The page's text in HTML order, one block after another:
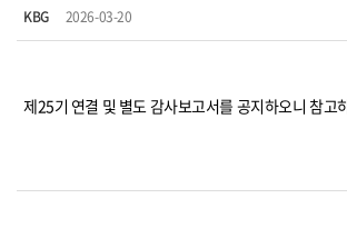
KBG 2026-03-20
제25기 연결 및 별도 감사보고서를 공지하오니 참고